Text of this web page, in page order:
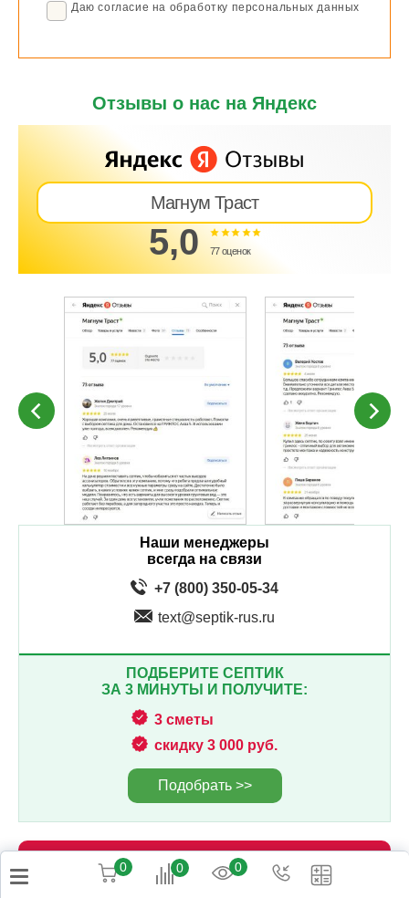
Наши менеджеры
всегда на связи
+7 (800) 350-05-34
text@septik-rus.ru
ПОДБЕРИТЕ СЕПТИК
ЗА 3 МИНУТЫ И ПОЛУЧИТЕ:
3 сметы
скидку 3 000 руб.
Подобрать >>
ЗАКАЗАТЬ ЗВОНОК
Даю согласие на обработку персональных данных
Отзывы о нас на Яндекс
Магнум Траст
5,0 77 оценок
0 0 0